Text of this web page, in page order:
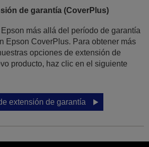
de garantía (CoverPlus)
más allá del período de garantía
Epson CoverPlus. Para obtener más
opciones de extensión de
producto, haz clic en el siguiente
extensión de garantía